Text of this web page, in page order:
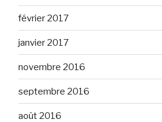
février 2017
janvier 2017
novembre 2016
septembre 2016
août 2016